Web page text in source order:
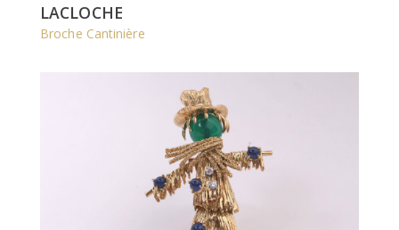
LACLOCHE
Broche Cantinière